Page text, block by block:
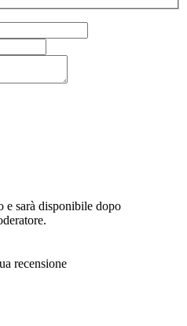
e sarà disponibile dopo
recensione